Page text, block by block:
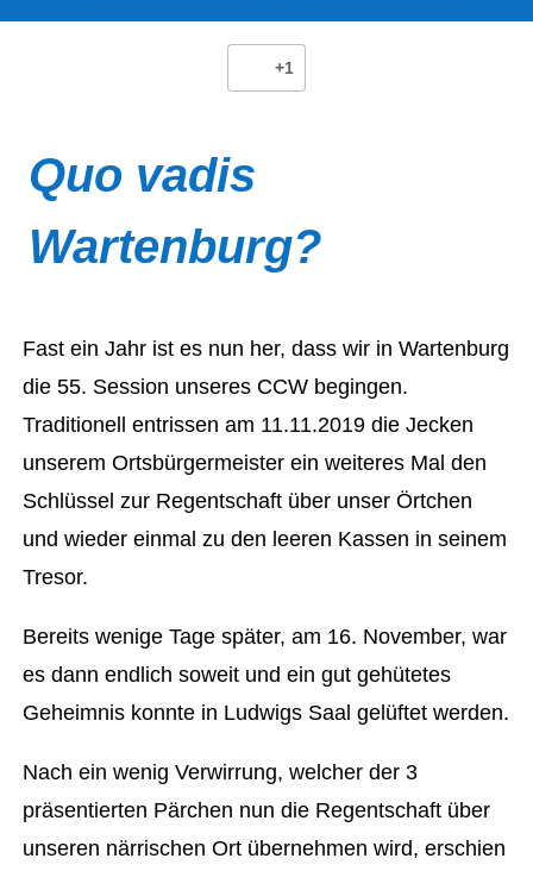
+1
Quo vadis
Wartenburg?
Fast ein Jahr ist es nun her, dass wir in Wartenburg
die 55. Session unseres CCW begingen.
Traditionell entrissen am 11.11.2019 die Jecken
unserem Ortsbürgermeister ein weiteres Mal den
Schlüssel zur Regentschaft über unser Örtchen
und wieder einmal zu den leeren Kassen in seinem
Tresor.
Bereits wenige Tage später, am 16. November, war
es dann endlich soweit und ein gut gehütetes
Geheimnis konnte in Ludwigs Saal gelüftet werden.
Nach ein wenig Verwirrung, welcher der 3
präsentierten Pärchen nun die Regentschaft über
unseren närrischen Ort übernehmen wird, erschien